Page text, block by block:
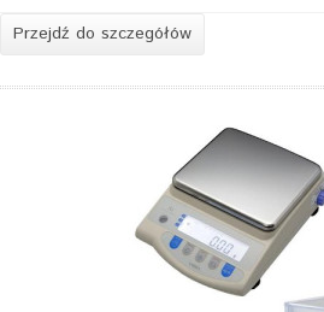
Przejdź do szczegółów